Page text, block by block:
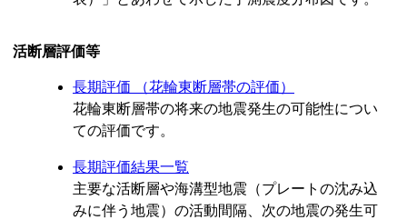
断層評価等
長期評価 （花輪東断層帯の評価）
花輪東断層帯の将来の地震発生の可能性につい
ての評価です。
長期評価結果一覧
主要な活断層や海溝型地震（プレートの沈み込
みに伴う地震）の活動間隔、次の地震の発生可